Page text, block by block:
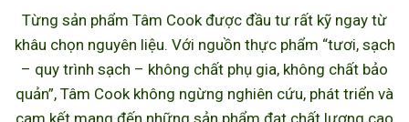
Từng sản phẩm Tâm Cook được đầu tư rất kỹ ngay từ
khâu chọn nguyên liệu. Với nguồn thực phẩm “tươi, sạch
– quy trình sạch – không chất phụ gia, không chất bảo
quản”, Tâm Cook không ngừng nghiên cứu, phát triển và